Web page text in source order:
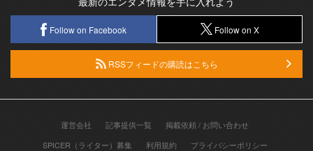
Follow on Facebook Follow on X
RSSフィードの購読はこちら
運営会社 記事提供一覧
掲載依頼 / お問い合わせ
SPICER（ライター）募集
利用規約 プライバシーポリシー